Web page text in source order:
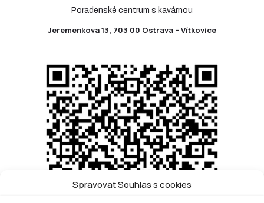
Spravovat Souhlas s cookies
Poradenské centrum s kavárnou
Jeremenkova 13, 703 00 Ostrava – Vítkovice